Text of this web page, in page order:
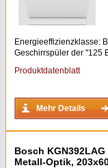
Energieeffizienzklasse:
Geschirrspüler der "125
Produktdatenblatt
Mehr Details
Bosch
Metall-Optik,